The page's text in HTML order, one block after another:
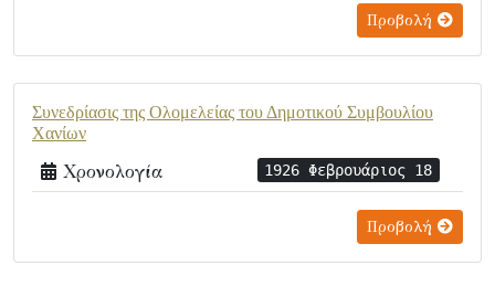
Προβολή
Συνεδρίασις της Ολομελείας του Δημοτικού Συμβουλίου
Χανίων
Χρονολογία 1926 Φεβρουάριος 18
Προβολή